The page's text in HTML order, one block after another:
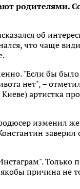
родителями.
об
что чаще
"Если бы
нет", –
артистка
изменил
заверил
Только
причина не